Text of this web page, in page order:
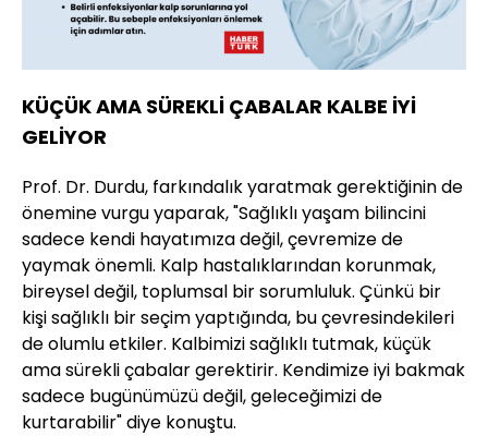
KÜÇÜK AMA SÜREKLİ ÇABALAR KALBE İYİ
GELİYOR
Prof. Dr. Durdu, farkındalık yaratmak gerektiğinin de
önemine vurgu yaparak, "Sağlıklı yaşam bilincini
sadece kendi hayatımıza değil, çevremize de
yaymak önemli. Kalp hastalıklarından korunmak,
bireysel değil, toplumsal bir sorumluluk. Çünkü bir
kişi sağlıklı bir seçim yaptığında, bu çevresindekileri
de olumlu etkiler. Kalbimizi sağlıklı tutmak, küçük
ama sürekli çabalar gerektirir. Kendimize iyi bakmak
sadece bugünümüzü değil, geleceğimizi de
kurtarabilir" diye konuştu.